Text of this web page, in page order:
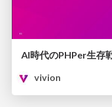
vivion